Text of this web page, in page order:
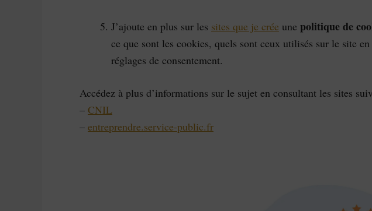
J’ajoute en plus sur les sites que je crée une politique de
ce que sont les cookies, quels sont ceux utilisés sur le site
réglages de consentement.
Accédez à plus d’informations sur le sujet en consultant les sites
– CNIL
– entreprendre.service-public.fr